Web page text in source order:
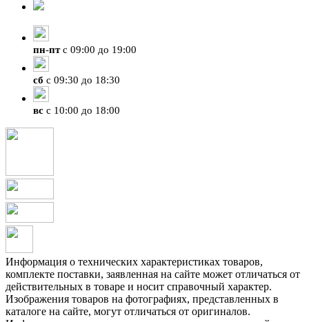
пн-птс 09:00 до 19:00
сб с 09:30 до 18:30
вс с 10:00 до 18:00
Информация о технических характеристиках товаров,
комплекте поставки, заявленная на сайте может отличаться от
действительных в товаре и носит справочный характер.
Изображения товаров на фотографиях, представленных в
каталоге на сайте, могут отличаться от оригиналов.